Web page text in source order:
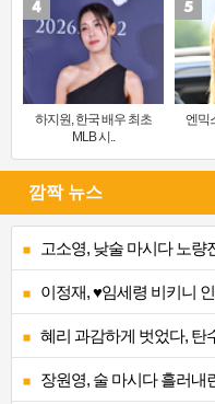
하지원, 한국 배우 최초
MLB 시..
엔믹
깜짝 뉴스
고소영, 낮술 마시다 노량
이정재, ♥임세령 비키니
혜리 과감하게 벗었다, 탄
장원영, 술 마시다 흘러